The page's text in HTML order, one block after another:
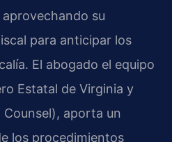
su
para anticipar los
El abogado el equipo
Estatal de Virginia y
aporta un
los procedimientos